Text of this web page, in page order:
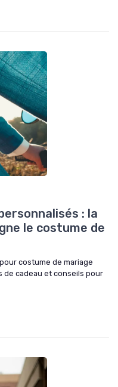
: la
le costume de
costume de mariage
de cadeau et conseils pour